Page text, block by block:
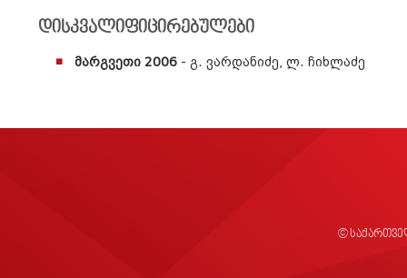
დისკვალიფიცირებულები
მარგვეთი 2006 - გ. ვარდანიძე, ლ. ჩიხლაძე
©